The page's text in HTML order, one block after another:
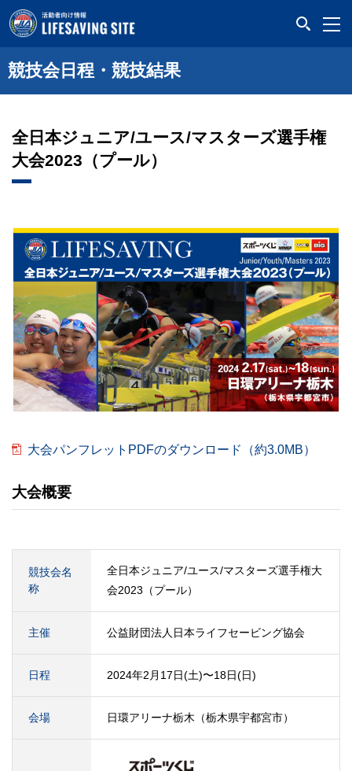
競技会日程・競技結果
全日本ジュニア/ユース/マスターズ選手権
大会2023（プール）
大会パンフレットPDFのダウンロード（約3.0MB）
大会概要
競技会名
称
全日本ジュニア/ユース/マスターズ選手権大
会2023（プール）
主催 公益財団法人日本ライフセービング協会
日程 2024年2月17日(土)〜18日(日)
会場 日環アリーナ栃木（栃木県宇都宮市）